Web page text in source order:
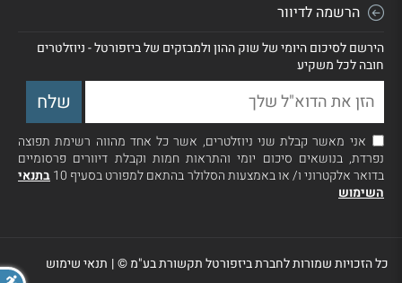
הרשמה לדיוור
הירשם לסיכום היומי של שוק ההון ולמבזקים של ביזפורטל - ניוזלטרים
חובה לכל משקיע
אני מאשר קבלת שני ניוזלטרים, אשר כל אחד מהווה רשימת תפוצה
נפרדת, בנושאים סיכום יומי והתראות חמות וקבלת דיוורים פרסומיים
בדואר אלקטרוני ו/ או באמצעות הסלולר בהתאם למפורט בסעיף 10
בתנאי
השימוש
כל הזכויות שמורות לחברת ביזפורטל תקשורת בע"מ ©| תנאי שימוש